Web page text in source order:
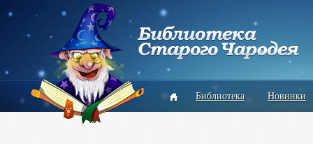
Библиотека Новинки